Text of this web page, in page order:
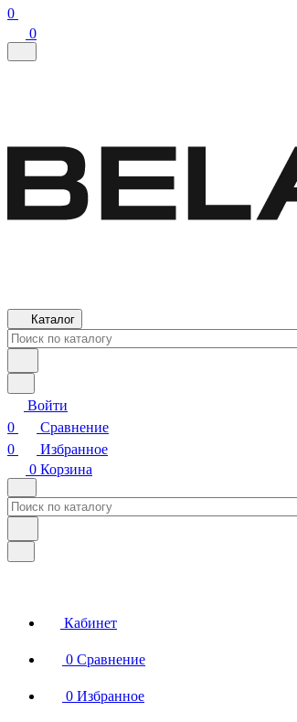
0
0
Каталог
Войти
0
Сравнение
0
Избранное
0 Корзина
Кабинет
0 Сравнение
0 Избранное